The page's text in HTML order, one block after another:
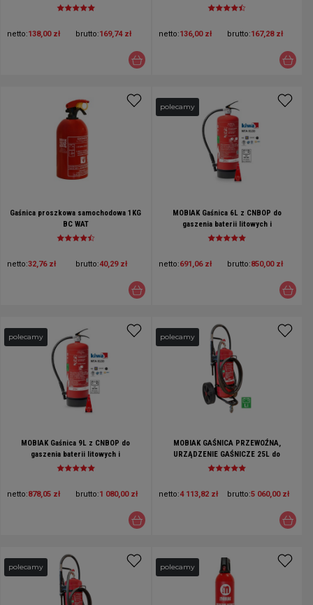
ogniochronna w blistrze, plaster ppoż
netto:138,00 zł brutto:169,74 zł
ogniochronna, plaster ppoż do
netto:136,00 zł brutto:167,28 zł
Gaśnica proszkowa samochodowa 1KG
BC WAT
netto:32,76 zł brutto:40,29 zł
MOBIAK Gaśnica 6L z CNBOP do
gaszenia baterii litowych i
akumulatorów Li-ion - Hydrogel +
netto:691,06 zł brutto:850,00 zł
polecamy
MOBIAK Gaśnica 9L z CNBOP do
gaszenia baterii litowych i
akumulatorów Li-ion - Hydrogel +
netto:878,05 zł brutto:1 080,00 zł
polecamy
MOBIAK GAŚNICA PRZEWOŹNA,
URZĄDZENIE GAŚNICZE 25L do
gaszenia baterii litowych i
netto:4 113,82 zł brutto:5 060,00 zł
polecamy
polecamy polecamy